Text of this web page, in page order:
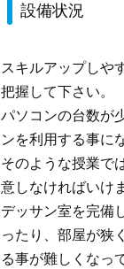
設備状況
スキルアップしや
把握して下さい。
パソコンの台数が
ンを利用する事に
そのような授業で
意しなければいけ
デッサン室を完備
ったり、部屋が狭
る事が難しくなっ